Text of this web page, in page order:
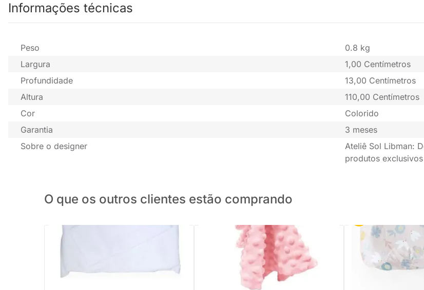
Informações técnicas
Peso
0.8 kg
Largura
1,00 Centímetros
Profundidade
13,00 Centímetros
Altura
110,00 Centímetros
Cor
Colorido
Garantia
3 meses
Sobre o designer
Ateliê Sol Libman:
produtos
O que os outros clientes estão comprando
para Carrinho
PRONTA ENTREGA
Naninha Laço Bebe Coelha Rosa
PRONTA
Ninho Casulinho